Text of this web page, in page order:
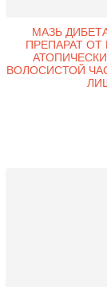
МАЗЬ
ПРЕПАРАТ
ВОЛОСИСТОЙ